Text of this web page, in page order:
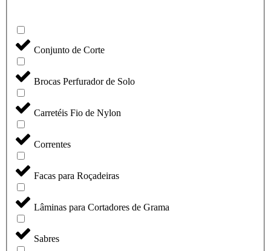
Conjunto de Corte
Brocas Perfurador de Solo
Carretéis Fio de Nylon
Correntes
Facas para Roçadeiras
Lâminas para Cortadores de Grama
Sabres